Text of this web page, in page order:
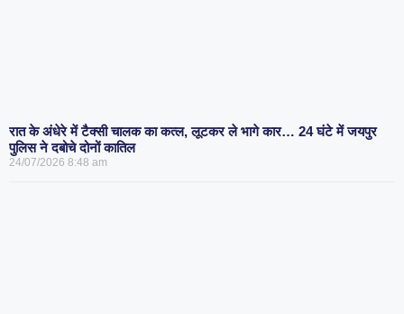
रात के अंधेरे में टैक्सी चालक का कत्ल, लूटकर ले भागे कार… 24 घंटे में जयपुर
पुलिस ने दबोचे दोनों कातिल
24/07/2026 8:48 am